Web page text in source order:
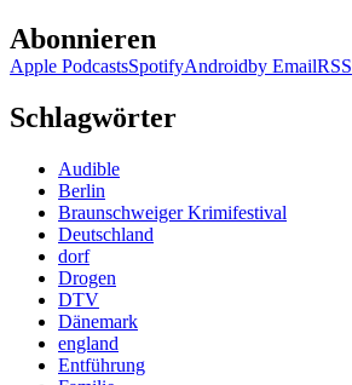
Abonnieren
Apple PodcastsSpotifyAndroidby EmailRSS
Schlagwörter
Audible
Berlin
Braunschweiger Krimifestival
Deutschland
dorf
Drogen
DTV
Dänemark
england
Entführung